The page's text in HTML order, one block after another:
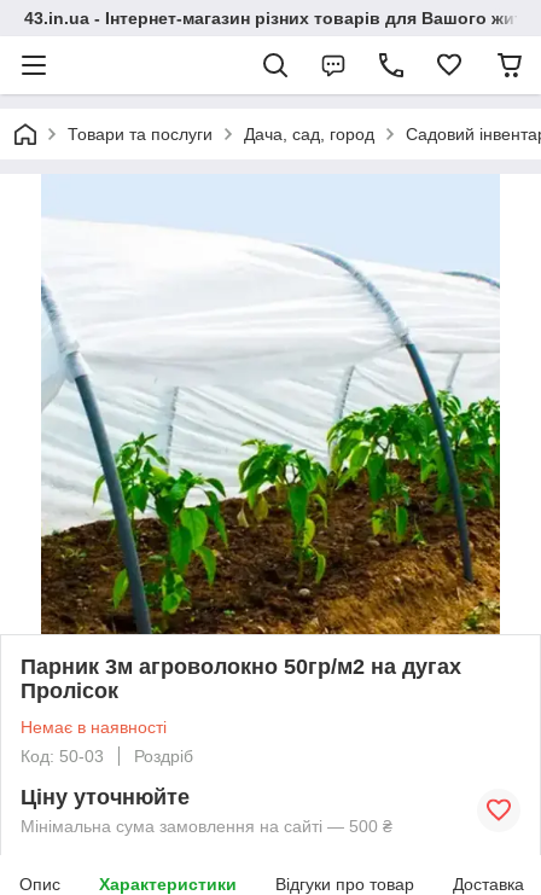
43.in.ua - Інтернет-магазин різних товарів для Вашого
Товари та послуги Дача, сад, город Садовий
Парник 3м агроволокно 50гр/м2 на дугах
Пролісок
Немає в наявності
Код: 50-03
Роздріб
Ціну уточнюйте
Мінімальна сума замовлення на сайті — 500 ₴
Опис Характеристики Відгуки про товар Доставка